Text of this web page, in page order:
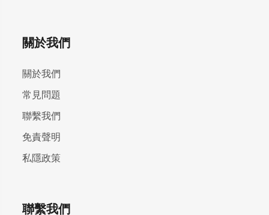
關於我們
關於我們
常見問題
聯繫我們
免責聲明
私隱政策
聯繫我們